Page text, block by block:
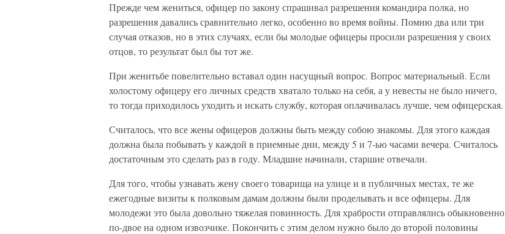
Прежде чем жениться, офицер по закону спрашивал разрешения командира полка, но
разрешения давались сравнительно легко, особенно во время войны. Помню два или три
случая отказов, но в этих случаях, если бы молодые офицеры просили разрешения у своих
отцов, то результат был бы тот же.
При женитьбе повелительно вставал один насущный вопрос. Вопрос материальный. Если
холостому офицеру его личных средств хватало только на себя, а у невесты не было ничего,
то тогда приходилось уходить и искать службу, которая оплачивалась лучше, чем офицерская.
Считалось, что все жены офицеров должны быть между собою знакомы. Для этого каждая
должна была побывать у каждой в приемные дни, между 5 и 7-ью часами вечера. Считалось
достаточным это сделать раз в году. Младшие начинали, старшие отвечали.
Для того, чтобы узнавать жену своего товарища на улице и в публичных местах, те же
ежегодные визиты к полковым дамам должны были проделывать и все офицеры. Для
молодежи это была довольно тяжелая повинность. Для храбрости отправлялись обыкновенно
по-двое на одном извозчике. Покончить с этим делом нужно было до второй половины